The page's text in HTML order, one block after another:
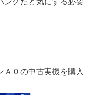
ＡＯの中古実機を購入